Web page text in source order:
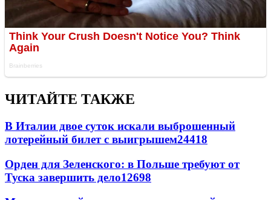
ЧИТАЙТЕ ТАКЖЕ
В Италии двое суток искали выброшенный
лотерейный билет с выигрышем24418
Орден для Зеленского: в Польше требуют от
Туска завершить дело12698